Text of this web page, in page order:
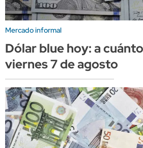
Mercado informal
Dólar blue hoy: a
viernes 7 de agosto